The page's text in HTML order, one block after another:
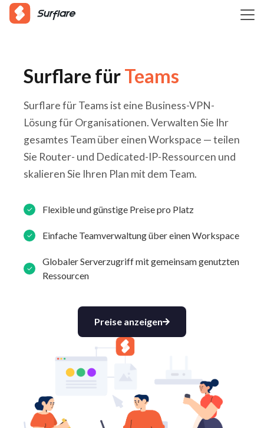
Surflare fürTeams
Surflare für Teams ist eine Business-VPN-
Lösung für Organisationen. Verwalten Sie Ihr
gesamtes Team über einen Workspace — teilen
Sie Router- und Dedicated-IP-Ressourcen und
skalieren Sie Ihren Plan mit dem Team.
Flexible und günstige Preise pro Platz
Einfache Teamverwaltung über einen Workspace
Globaler Serverzugriff mit gemeinsam genutzten
Ressourcen
Preise anzeigen